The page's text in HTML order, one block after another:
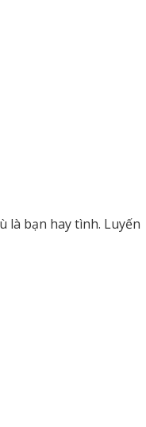
là bạn hay tình. Luyến